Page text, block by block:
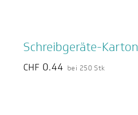
Schreibgeräte-Karton
CHF 0.44 bei 250 Stk